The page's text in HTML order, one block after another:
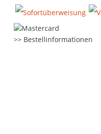
Bestellinformationen